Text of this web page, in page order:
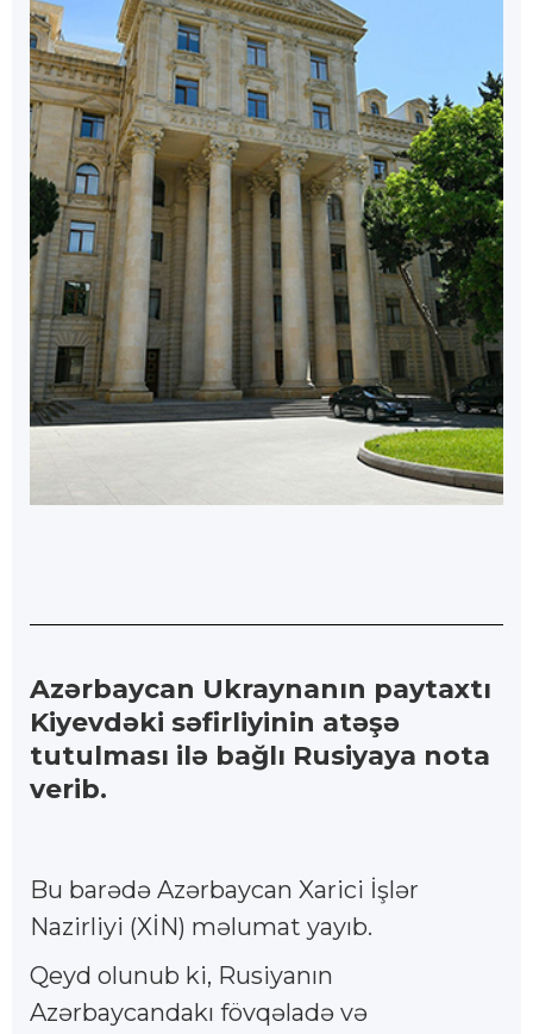
Azərbaycan Ukraynanın paytaxtı
Kiyevdəki səfirliyinin atəşə
tutulması ilə bağlı Rusiyaya nota
verib.
Bu barədə Azərbaycan Xarici İşlər
Nazirliyi (XİN) məlumat yayıb.
Qeyd olunub ki, Rusiyanın
Azərbaycandakı fövqəladə və